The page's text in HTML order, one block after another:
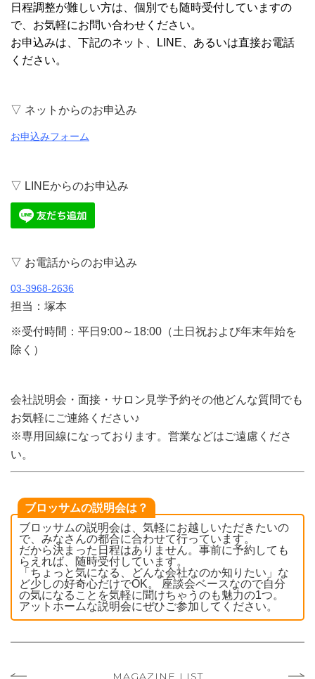
日程調整が難しい方は、個別でも随時受付していますの
で、お気軽にお問い合わせください。
お申込みは、下記のネット、LINE、あるいは直接お電話
ください。
▽ ネットからのお申込み
お申込みフォーム
▽ LINEからのお申込み
▽ お電話からのお申込み
03-3968-2636
担当：塚本
※受付時間：平日9:00～18:00（土日祝および年末年始を
除く）
会社説明会・面接・サロン見学予約その他どんな質問でも
お気軽にご連絡ください♪
※専用回線になっております。営業などはご遠慮くださ
い。
ブロッサムの説明会は？
ブロッサムの説明会は、気軽にお越しいただきたいの
で、みなさんの都合に合わせて行っています。
だから決まった日程はありません。事前に予約しても
らえれば、随時受付しています。
「ちょっと気になる、どんな会社なのか知りたい」な
ど少しの好奇心だけでOK。 座談会ベースなので自分
の気になることを気軽に聞けちゃうのも魅力の1つ。
アットホームな説明会にぜひご参加してください。
MAGAZINE LIST